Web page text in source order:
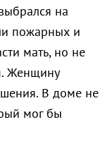
на
пожарных и
мать, но не
Женщину
В доме не
мог бы